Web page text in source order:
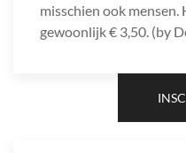
misschien ook
gewoonlijk € 3,50. (by